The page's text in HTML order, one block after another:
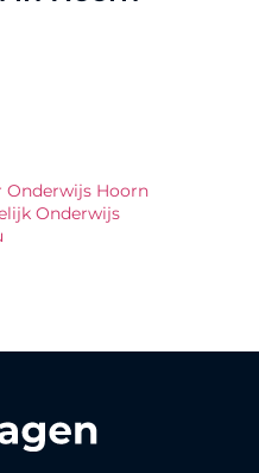
Hoorn
Onderwijs